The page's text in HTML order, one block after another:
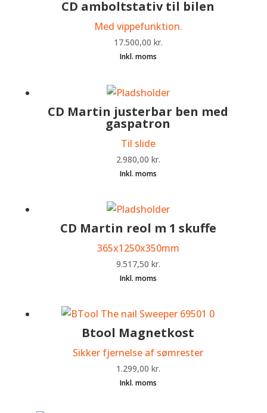
CD amboltstativ til bilen
Med vippefunktion.
17.500,00 kr.
CD Martin justerbar ben med
gaspatron
Til slide
2.980,00 kr.
CD Martin reol m 1 skuffe
365x1250x350mm
9.517,50 kr.
Btool Magnetkost
Sikker fjernelse af sømrester
1.299,00 kr.